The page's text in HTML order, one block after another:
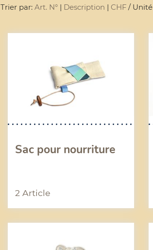
Trier par: Art. N° | Description | CHF / Unité
Sac pour nourriture
2 Article